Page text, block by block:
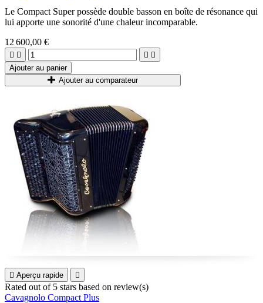
Le Compact Super possède double basson en boîte de résonance qui
lui apporte une sonorité d'une chaleur incomparable.
12 600,00 €
   
Ajouter au panier
Ajouter au comparateur
 Aperçu rapide 
Rated out of 5 stars based on review(s)
Cavagnolo Compact Plus